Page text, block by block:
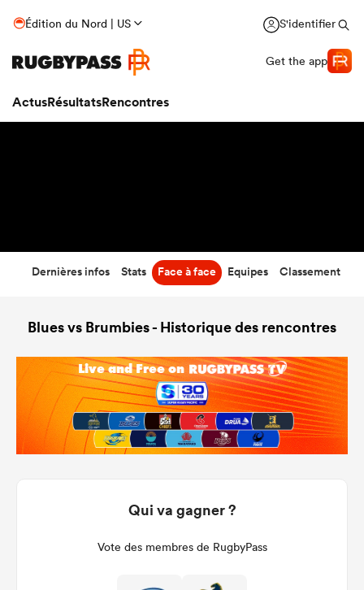
Édition du Nord | US S'identifier
Get the app
ActusRésultatsRencontres
Dernières infos Stats Face à face Equipes Classement
Blues vs Brumbies - Historique des rencontres
Qui va gagner ?
Vote des membres de RugbyPass